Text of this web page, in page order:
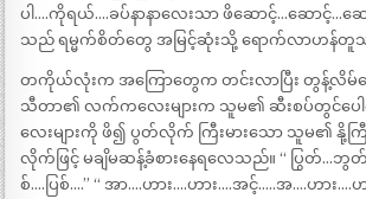
ပါ….ကိုရယ်….ခပ်နာနာလေးသာ ဖိဆောင့်…ဆောင့်…ဆ
သည် ရမ္မက်စိတ်တွေ အမြင့်ဆုံးသို့ ရောက်လာဟန်တူ
တကိုယ်လုံးက အကြောတွေက တင်းလာပြီး တွန့်လိ
သီတာ၏ လက်ကလေးများက သူမ၏ ဆီးစပ်တွင်ပေါ
လေးများကို ဖိ၍ ပွတ်လိုက် ကြီးမားသော သူမ၏ နို့
လိုက်ဖြင့် မချိမဆန့်ခံစားနေရလေသည်။ “ ပြွတ်…ဘွတ်
စ်….ပြစ်….” “ အာ….ဟား….ဟား….အင့်…..အ….ဟား….